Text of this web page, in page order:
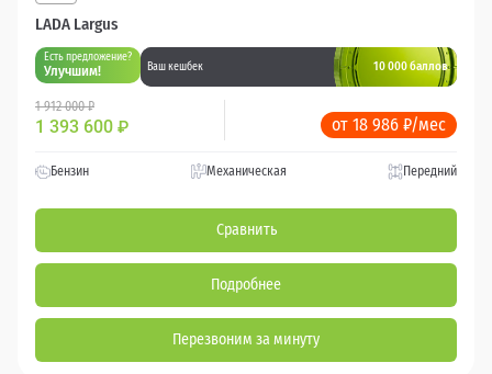
LADA Largus
Есть предложение?
Улучшим! Ваш кешбек 10 000 баллов
1 912 000 ₽
1 393 600 ₽ от 18 986 ₽/мес
Бензин Механическая Передний
Сравнить
Подробнее
Перезвоним за минуту